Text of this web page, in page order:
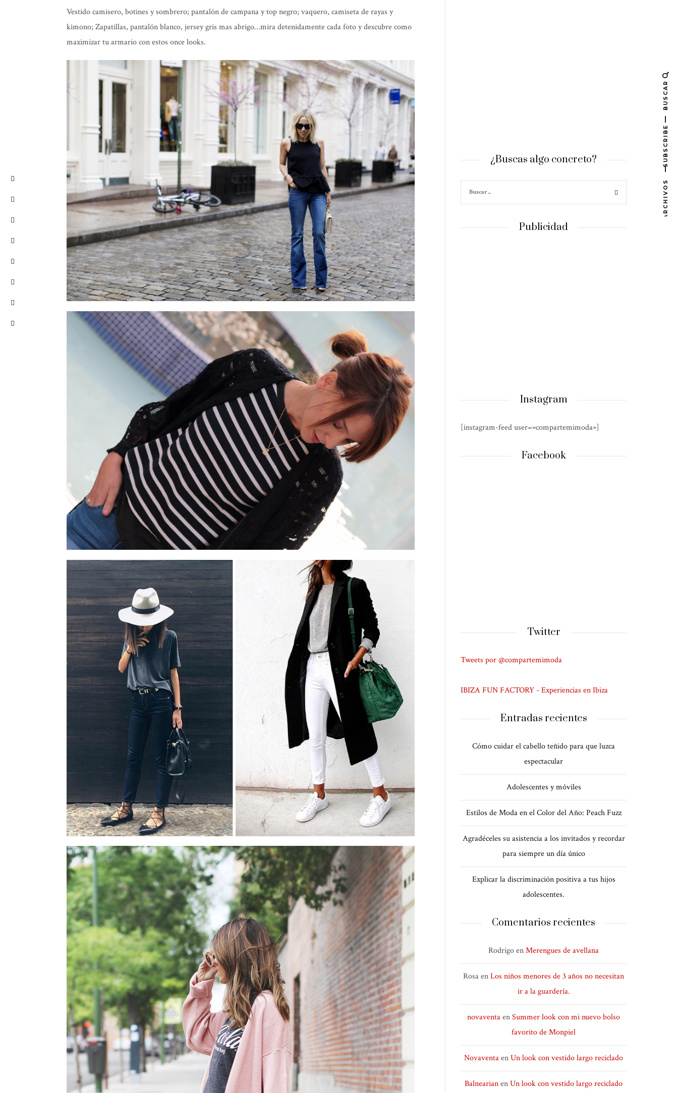
Vestido camisero, botines y sombrero; pantalón de campana y top negro; vaquero, camiseta de rayas y
kimono; Zapatillas, pantalón blanco, jersey gris mas abrigo…mira detenidamente cada foto y descubre como
maximizar tu armario con estos once looks.
¿Buscas algo concreto?
Publicidad
Instagram
[instagram-feed user=»compartemimoda»]
Facebook
Twitter
Tweets por @compartemimoda
IBIZA FUN FACTORY - Experiencias en Ibiza
Entradas recientes
Cómo cuidar el cabello teñido para que luzca
espectacular
Adolescentes y móviles
Estilos de Moda en el Color del Año: Peach Fuzz
Agradéceles su asistencia a los invitados y recordar
para siempre un día único
Explicar la discriminación positiva a tus hijos
adolescentes.
Comentarios recientes
RodrigoenMerengues de avellana
RosaenLos niños menores de 3 años no necesitan
ir a la guardería.
novaventaenSummer look con mi nuevo bolso
favorito de Monpiel
NovaventaenUn look con vestido largo reciclado
BalnearianenUn look con vestido largo reciclado
BUSCAR
SUBSCRIBE
ARCHIVOS